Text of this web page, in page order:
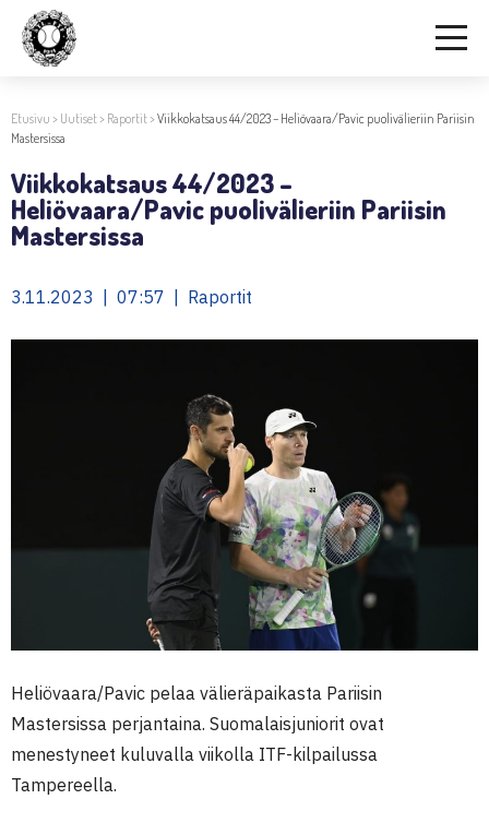
Etusivu > Uutiset> Raportit>Viikkokatsaus 44/2023 – Heliövaara/Pavic puolivälieriin Pariisin
Mastersissa
Viikkokatsaus 44/2023 –
Heliövaara/Pavic puolivälieriin Pariisin
Mastersissa
3.11.2023 | 07:57 | Raportit
Heliövaara/Pavic pelaa välieräpaikasta Pariisin
Mastersissa perjantaina. Suomalaisjuniorit ovat
menestyneet kuluvalla viikolla ITF-kilpailussa
Tampereella.